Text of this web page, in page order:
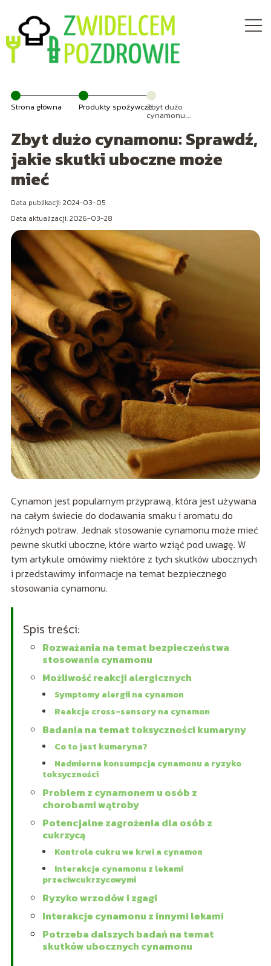
Strona główna Produkty spożywczeZbyt dużo
cynamonu:
skutki uboczne
może mieć
Zbyt dużo cynamonu: Sprawdź,
jakie skutki uboczne może
mieć
Data publikacji: 2024-03-05
Data aktualizacji: 2026-03-28
Cynamon jest popularnym przyprawą, która jest używana
na całym świecie do dodawania smaku i aromatu do
różnych potraw. Jednak stosowanie cynamonu może mieć
pewne skutki uboczne, które warto wziąć pod uwagę. W
tym artykule omówimy niektóre z tych skutków ubocznych
i przedstawimy informacje na temat bezpiecznego
stosowania cynamonu.
Spis treści:
Rozważania na temat bezpieczeństwa
stosowania cynamonu
Możliwość reakcji alergicznych
Symptomy alergii na cynamon
Reakcje cross-sensory na cynamon
Badania na temat toksyczności kumaryny
Co to jest kumaryna?
Nadmierna konsumpcja cynamonu a ryzyko
toksyczności
Problem z cynamonem u osób z
chorobami wątroby
Potencjalne zagrożenia dla osób z
cukrzycą
Kontrola cukru we krwi a cynamon
Interakcje cynamonu z lekami
przeciwcukrzycowymi
Ryzyko wrzodów i zgagi
Interakcje cynamonu z innymi lekami
Potrzeba dalszych badań na temat
skutków ubocznych cynamonu